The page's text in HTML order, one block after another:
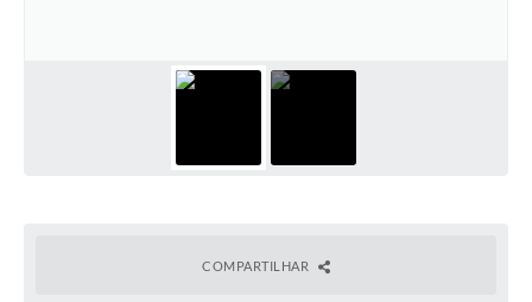
3º Jornada Empreendedora BQCOMPARTILHAR